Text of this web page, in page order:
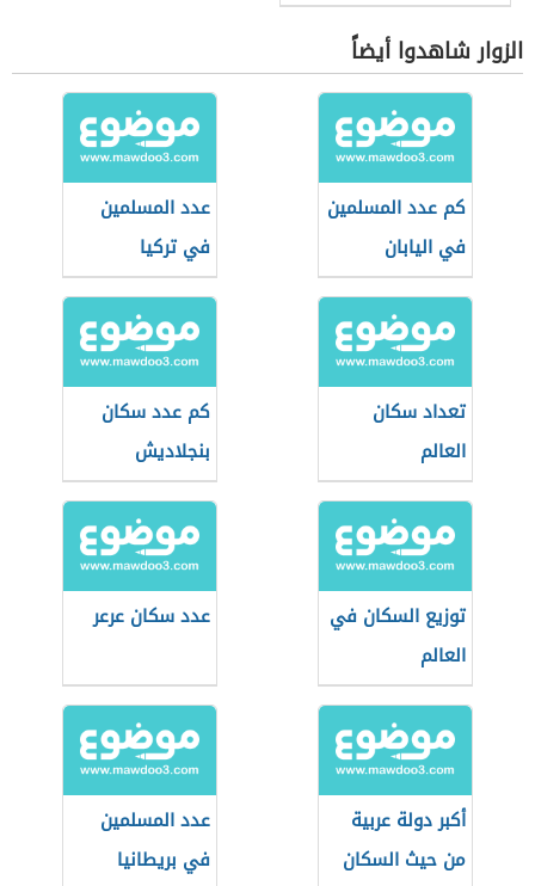
الزوار شاهدوا أيضاً
كم عدد المسلمين
في اليابان
عدد المسلمين
في تركيا
تعداد سكان
العالم
كم عدد سكان
بنجلاديش
توزيع السكان في
العالم
عدد سكان عرعر
أكبر دولة عربية
من حيث السكان
عدد المسلمين
في بريطانيا